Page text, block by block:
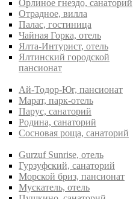
Орлиное гнездо, санаторий
Отрадное, вилла
Палас, гостиница
Чайная Горка, отель
Ялта-Интурист, отель
Ялтинский городской
пансионат
Ай-Тодор-Юг, пансионат
Марат, парк-отель
Парус, санаторий
Родина, санаторий
Сосновая роща, санаторий
Gurzuf Sunrise, отель
Гурзуфский, санаторий
Морской бриз, пансионат
Мускатель, отель